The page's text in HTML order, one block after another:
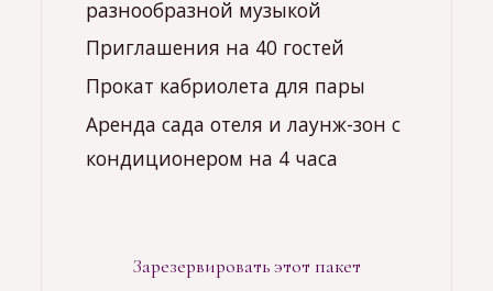
Приглашения на 40 гостей
Прокат кабриолета для пары
Аренда сада отеля и лаунж-зон с
кондиционером на 4 часа
Зарезервировать этот пакет